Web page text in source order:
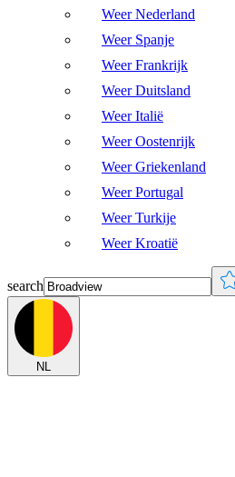
Weer Nederland
Weer Spanje
Weer Frankrijk
Weer Duitsland
Weer Italië
Weer Oostenrijk
Weer Griekenland
Weer Portugal
Weer Turkije
Weer Kroatië
search
NL